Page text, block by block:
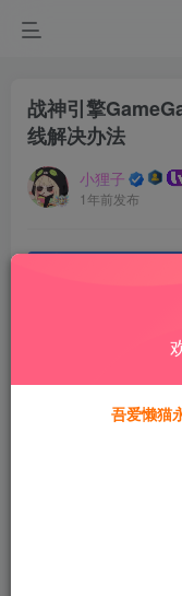
战神引擎
线解决办法
小狸子
1年前发布
等非法行为
GameGate网关上
示，出现这个问题
玩家开挂了，如果
吾爱懒猫